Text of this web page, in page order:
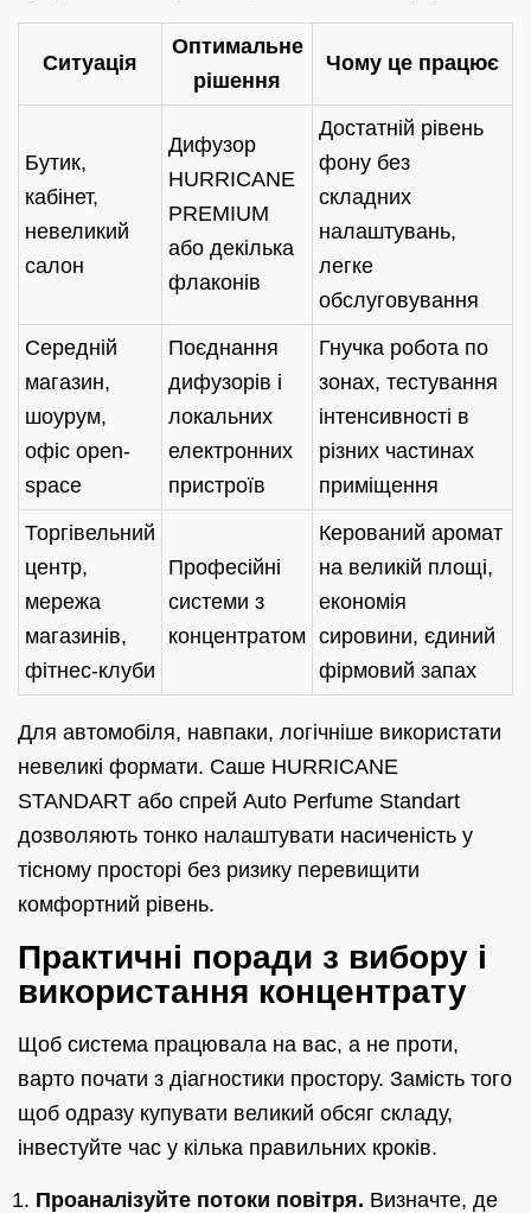
Ситуація
Оптимальне
рішення
Чому це працює
Бутик,
кабінет,
невеликий
салон
Дифузор
HURRICANE
PREMIUM
або декілька
флаконів
Достатній рівень
фону без
складних
налаштувань,
легке
обслуговування
Середній
магазин,
шоурум,
офіс open-
space
Поєднання
дифузорів і
локальних
електронних
пристроїв
Гнучка робота по
зонах, тестування
інтенсивності в
різних частинах
приміщення
Торгівельний
центр,
мережа
магазинів,
фітнес-клуби
Професійні
системи з
концентратом
Керований аромат
на великій площі,
економія
сировини, єдиний
фірмовий запах
Для автомобіля, навпаки, логічніше використати
невеликі формати. Саше HURRICANE
STANDART або спрей Auto Perfume Standart
дозволяють тонко налаштувати насиченість у
тісному просторі без ризику перевищити
комфортний рівень.
Практичні поради з вибору і
використання концентрату
Щоб система працювала на вас, а не проти,
варто почати з діагностики простору. Замість того
щоб одразу купувати великий обсяг складу,
інвестуйте час у кілька правильних кроків.
Проаналізуйте потоки повітря. Визначте, де